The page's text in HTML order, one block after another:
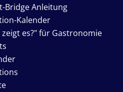
Bridge Anleitung
Kalender
zeigt es?" für Gastronomie